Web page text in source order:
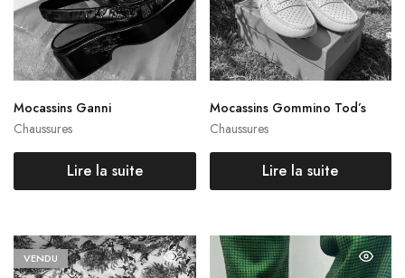
Chaussures
Mocassins Ganni
Lire la suite
Chaussures
Mocassins Gommino Tod’s
Lire la suite
VENDU